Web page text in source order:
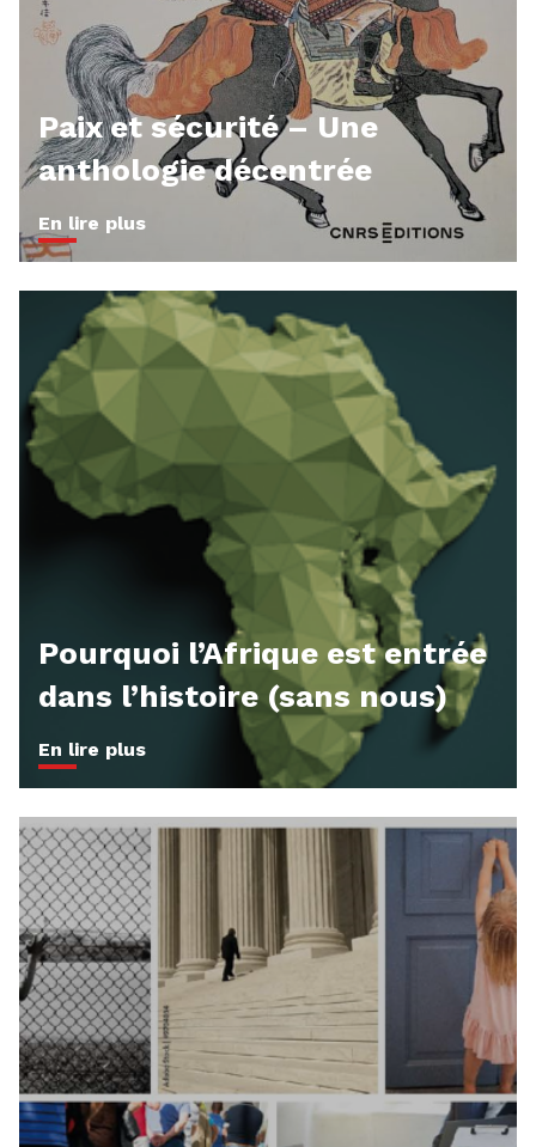
Paix et sécurité – Une
anthologie décentrée
En lire plus
Pourquoi l’Afrique est entrée
dans l’histoire (sans nous)
En lire plus